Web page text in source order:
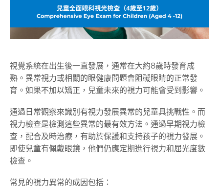
視覺系統在出生後一直發展，通常在大約8歲時發育成
熟。異常視力或相關的眼健康問題會阻礙眼睛的正常發
育。如果不加以矯正，兒童未來的視力可能會受到影響。
通過日常觀察來識別有視力發展異常的兒童具挑戰性。而
視力檢查是檢測這些異常的最有效方法。通過早期視力檢
查，配合及時治療，有助於保護和支持孩子的視力發展。
即使兒童有佩戴眼鏡，他們仍應定期進行視力和屈光度數
檢查。
常見的視力異常的成因包括：